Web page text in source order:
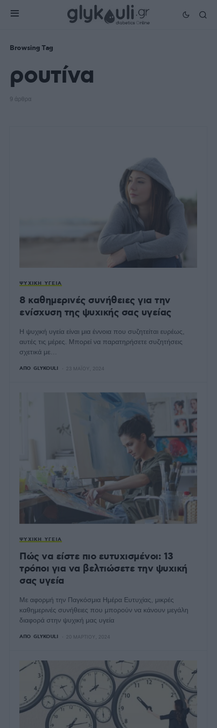
Browsing Tag
ρουτίνα
9 άρθρα
ΨΥΧΙΚΉ ΥΓΕΊΑ
8 καθημερινές συνήθειες για την
ενίσχυση της ψυχικής σας υγείας
Η ψυχική υγεία είναι μια έννοια που συζητείται ευρέως,
αυτές τις μέρες. Μπορεί να παρατηρήσετε συζητήσεις
σχετικά με…
ΑΠΌ GLYKOULI 23 ΜΑΪ́ΟΥ, 2024
ΨΥΧΙΚΉ ΥΓΕΊΑ
Πώς να είστε πιο ευτυχισμένοι: 13
τρόποι για να βελτιώσετε την ψυχική
σας υγεία
Με αφορμή την Παγκόσμια Ημέρα Ευτυχίας, μικρές
καθημερινές συνήθειες που μπορούν να κάνουν μεγάλη
διαφορά στην ψυχική μας υγεία
ΑΠΌ GLYKOULI 20 ΜΑΡΤΊΟΥ, 2024